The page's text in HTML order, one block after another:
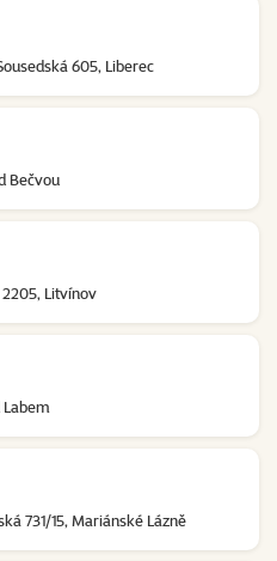
605, Liberec
Bečvou
2205, Litvínov
Labem
731/15, Mariánské Lázně